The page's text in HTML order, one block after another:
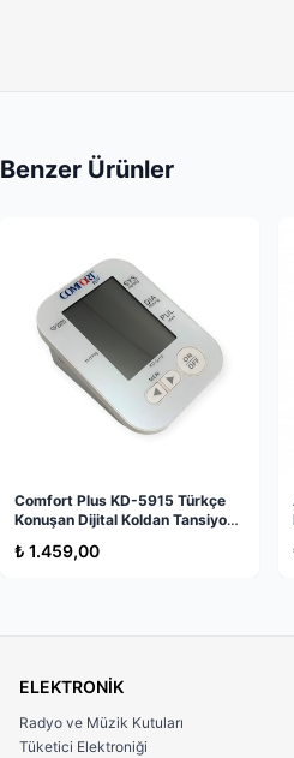
Benzer Ürünler
Comfort Plus KD-5915 Türkçe
Konuşan Dijital Koldan Tansiyon
Takibi
₺ 1.459,00
ELEKTRONİK
Radyo ve Müzik Kutuları
Tüketici Elektroniği